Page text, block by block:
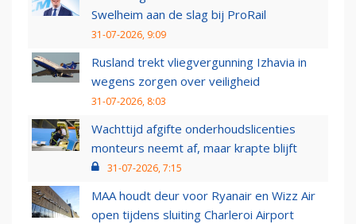
Swelheim aan de slag bij ProRail
31-07-2026, 9:09
Rusland trekt vliegvergunning Izhavia in
wegens zorgen over veiligheid
31-07-2026, 8:03
Wachttijd afgifte onderhoudslicenties
monteurs neemt af, maar krapte blijft
31-07-2026, 7:15
MAA houdt deur voor Ryanair en Wizz Air
open tijdens sluiting Charleroi Airport